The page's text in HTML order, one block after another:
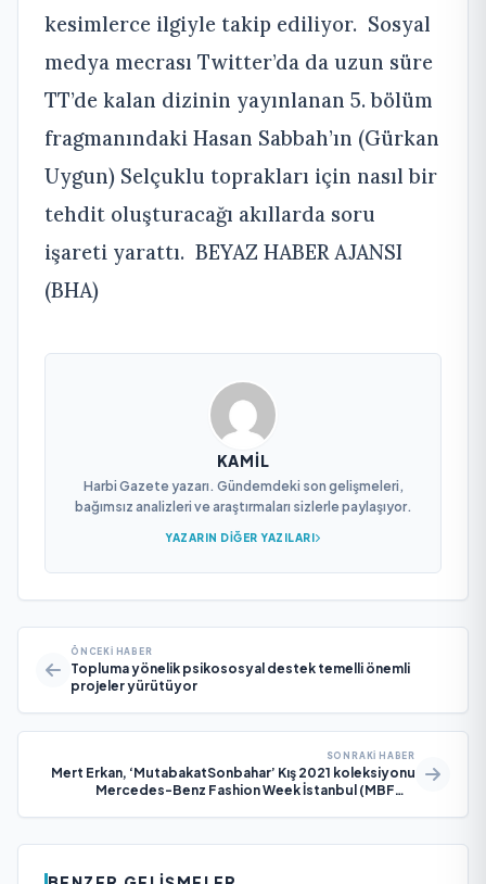
kesimlerce ilgiyle takip ediliyor. Sosyal
medya mecrası Twitter’da da uzun süre
TT’de kalan dizinin yayınlanan 5. bölüm
fragmanındaki Hasan Sabbah’ın (Gürkan
Uygun) Selçuklu toprakları için nasıl bir
tehdit oluşturacağı akıllarda soru
işareti yarattı. BEYAZ HABER AJANSI
(BHA)
KAMIL
Harbi Gazete yazarı. Gündemdeki son gelişmeleri,
bağımsız analizleri ve araştırmaları sizlerle paylaşıyor.
YAZARIN DIĞER YAZILARI
ÖNCEKI HABER
Topluma yönelik psikososyal destek temelli önemli
projeler yürütüyor
SONRAKI HABER
Mert Erkan, ‘MutabakatSonbahar’ Kış 2021 koleksiyonu
Mercedes-Benz Fashion Week İstanbul (MBFWI)